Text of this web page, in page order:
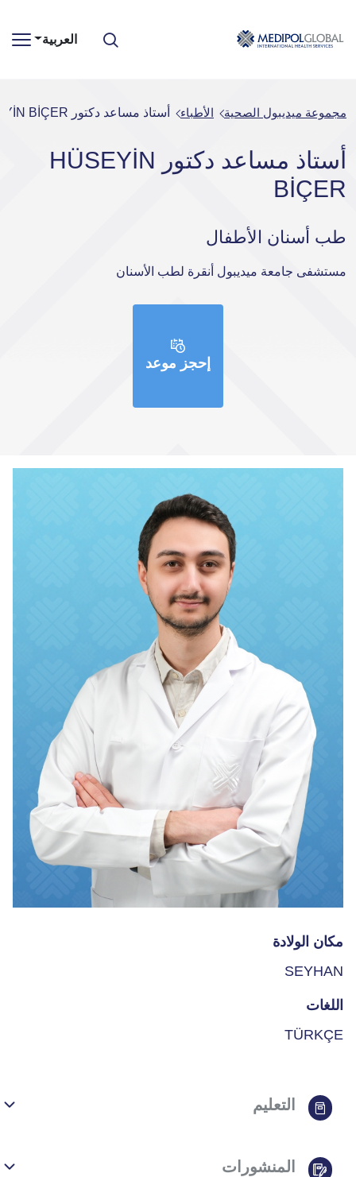
العربية
مجموعة ميديبول الصحية الأطباء أستاذ مساعد دكتور HÜSEYİN BİÇER
أستاذ مساعد دكتور HÜSEYİN
BİÇER
طب أسنان الأطفال
مستشفى جامعة ميديبول أنقرة لطب الأسنان
إحجز موعد
مكان الولادة
SEYHAN
اللغات
TÜRKÇE
التعليم
المنشورات